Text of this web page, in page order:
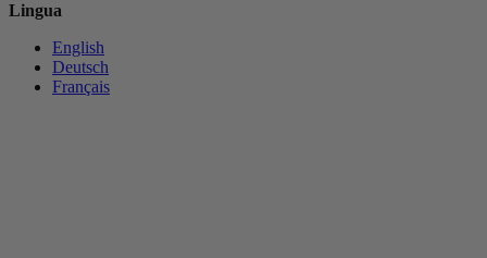
Lingua
English
Deutsch
Français